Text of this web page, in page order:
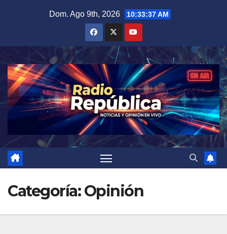
Dom. Ago 9th, 2026 10:33:38 AM
Categoría:Opinión